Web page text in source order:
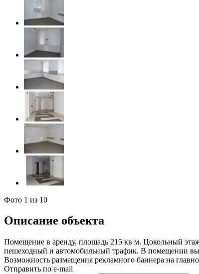
Фото 1 из 10
Описание объекта
Помещение в аренду, площадь 215 кв м. Цокольный
пешеходный и автомобильный трафик. В помещении
Возможность размещения рекламного баннера на
Отправить по e-mail